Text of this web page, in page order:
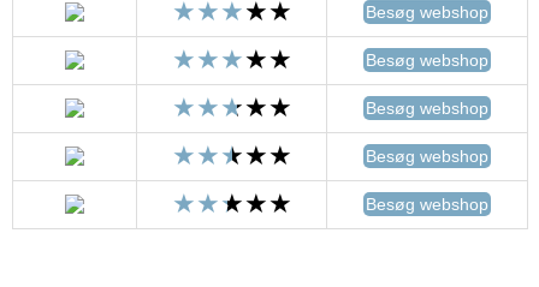
Besøg webshop
Besøg webshop
Besøg webshop
Besøg webshop
Besøg webshop